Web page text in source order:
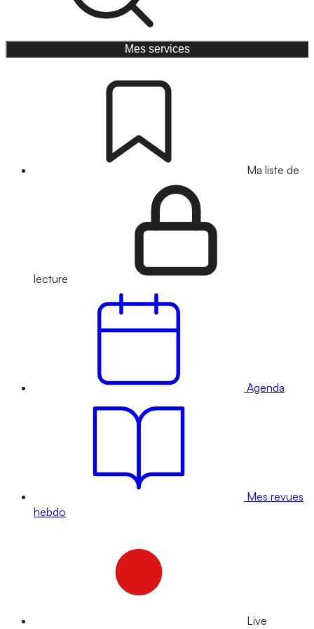
Mes services
Ma liste de
lecture
Agenda
Mes revues
hebdo
Live